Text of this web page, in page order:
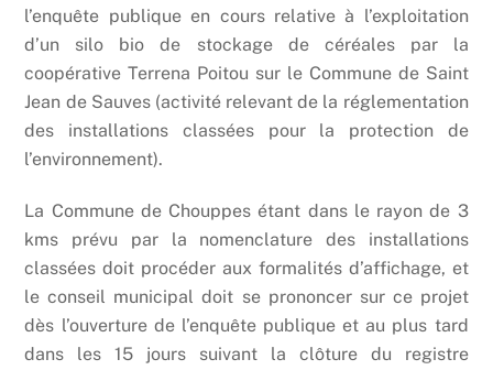
l’enquête publique en cours relative à l’exploitation
d’un silo bio de stockage de céréales par la
coopérative Terrena Poitou sur le Commune de Saint
Jean de Sauves (activité relevant de la réglementation
des installations classées pour la protection de
l’environnement).
La Commune de Chouppes étant dans le rayon de 3
kms prévu par la nomenclature des installations
classées doit procéder aux formalités d’affichage, et
le conseil municipal doit se prononcer sur ce projet
dès l’ouverture de l’enquête publique et au plus tard
dans les 15 jours suivant la clôture du registre